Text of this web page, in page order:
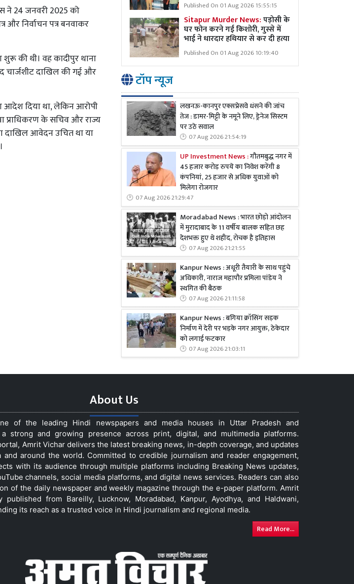
ने 24 जनवरी 2025 को
और निर्वाचन पत्र बनवाकर
की थी। वह कादीपुर थाना
चार्जशीट दाखिल की गई और
आदेश दिया था, लेकिन आरोपी
प्राधिकरण के सचिव और राज्य
दाखिल आवेदन उचित था या
Published On 01 Aug 2026 15:55:15
Sitapur Murder News:पड़ोसी के
घर फोन करने गई किशोरी, गुस्से में
भाई ने धारदार हथियार से कर दी हत्या
Published On 01 Aug 2026 10:19:40
टॉप न्यूज
लखनऊ-कानपुर एक्सप्रेसवे धंसने की जांच
तेज : डामर-मिट्टी के नमूने लिए, ड्रेनेज सिस्टम
पर उठे सवाल
07 Aug 2026 21:54:19
UP Investment News :गौतमबुद्ध नगर में
45 हजार करोड़ रुपये का निवेश करेंगी 8
कंपनियां, 25 हजार से अधिक युवाओं को
मिलेगा रोजगार
07 Aug 2026 21:29:47
Moradabad News : भारत छोड़ो आंदोलन
में मुरादाबाद के 11 वर्षीय बालक सहित छह
देशभक्त हुए थे शहीद, रोचक है इतिहास
07 Aug 2026 21:21:55
Kanpur News : अधूरी तैयारी के साथ पहुंचे
अधिकारी, नाराज महापौर प्रमिला पांडेय ने
स्थगित की बैठक
07 Aug 2026 21:11:58
Kanpur News : बगिया क्रॉसिंग सड़क
निर्माण में देरी पर भड़के नगर आयुक्त, ठेकेदार
को लगाई फटकार
07 Aug 2026 21:03:11
About Us
of the leading Hindi newspapers and media houses in Uttar Pradesh and
a strong and growing presence across print, digital, and multimedia platforms.
Amrit Vichar delivers the latest breaking news, in-depth coverage, and updates
and around the world. Committed to credible journalism and reader engagement,
with its audience through multiple platforms including Breaking News updates,
channels, social media platforms, and digital news services. Readers can also
of the daily newspaper and weekly magazine through the e-paper platform. Amrit
from Bareilly, Lucknow, Moradabad, Kanpur, Ayodhya, and Haldwani,
its reach as a trusted voice in Hindi journalism and regional media.
Read More...